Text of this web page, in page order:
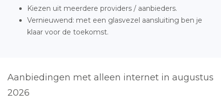
Kiezen uit meerdere providers / aanbieders.
Vernieuwend: met een glasvezel aansluiting ben je
klaar voor de toekomst.
Aanbiedingen met alleen internet in augustus
2026